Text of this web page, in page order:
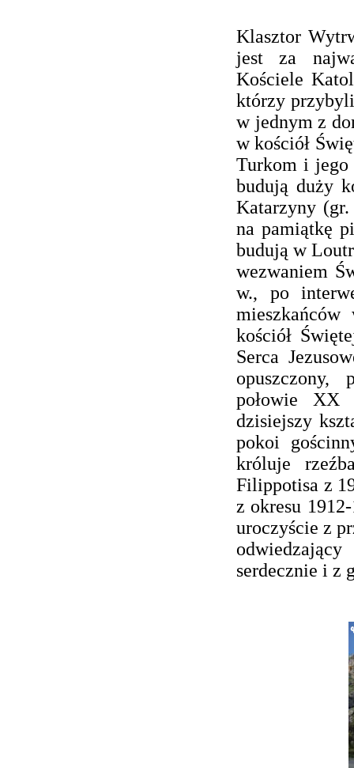
Klasztor
jest za
Kościele
którzy
w jednym z
w kościół
Turkom i jego
budują duży
Katarzyny
na pamiątkę
budują w
wezwaniem
w., po
kościół
Serca
opuszczony,
połowie XX
dzisiejszy
pokoi
króluje
Filippotisa z
z okresu
uroczyście z
serdecznie i z